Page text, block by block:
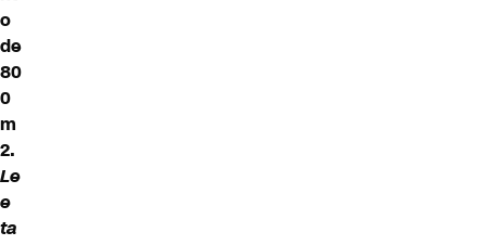
o
de
80
0
m
2.
Le
e
ta